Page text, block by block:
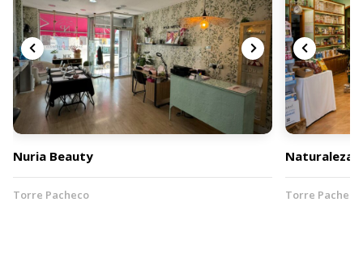
Nuria Beauty
Torre Pacheco
Naturaleza
Torre Pacheco